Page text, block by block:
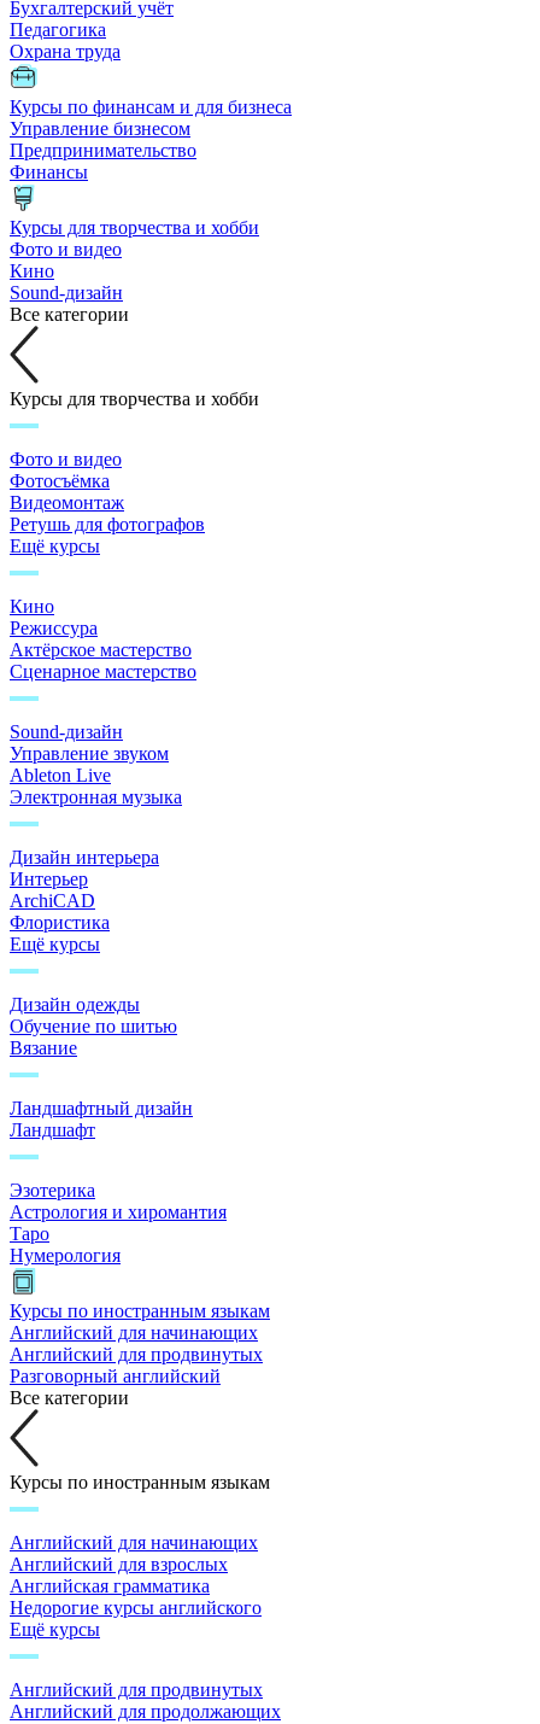
Бухгалтерский учёт
Педагогика
Охрана труда
Курсы по финансам и для бизнеса
Управление бизнесом
Предпринимательство
Финансы
Курсы для творчества и хобби
Фото и видео
Кино
Sound-дизайн
Все категории
Курсы для творчества и хобби
Фото и видео
Фотосъёмка
Видеомонтаж
Ретушь для фотографов
Ещё курсы
Кино
Режиссура
Актёрское мастерство
Сценарное мастерство
Sound-дизайн
Управление звуком
Ableton Live
Электронная музыка
Дизайн интерьера
Интерьер
ArchiCAD
Флористика
Ещё курсы
Дизайн одежды
Обучение по шитью
Вязание
Ландшафтный дизайн
Ландшафт
Эзотерика
Астрология и хиромантия
Таро
Нумерология
Курсы по иностранным языкам
Английский для начинающих
Английский для продвинутых
Разговорный английский
Все категории
Курсы по иностранным языкам
Английский для начинающих
Английский для взрослых
Английская грамматика
Недорогие курсы английского
Ещё курсы
Английский для продвинутых
Английский для продолжающих